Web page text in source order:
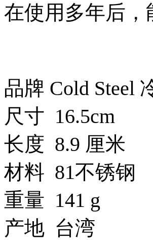
在使用多年后
品牌 Cold Steel
尺寸 16.5cm
长度 8.9 厘米
材料 81不锈钢
重量 141 g
产地 台湾